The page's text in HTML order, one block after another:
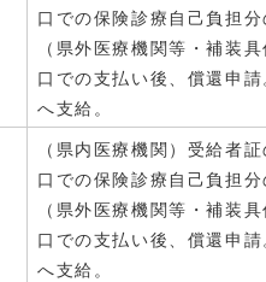
口での保険診療自己負担分
（県外医療機関等・補装
口での支払い後、償還申
へ支給。
（県内医療機関）受給者
口での保険診療自己負担分
（県外医療機関等・補装
口での支払い後、償還申
へ支給。